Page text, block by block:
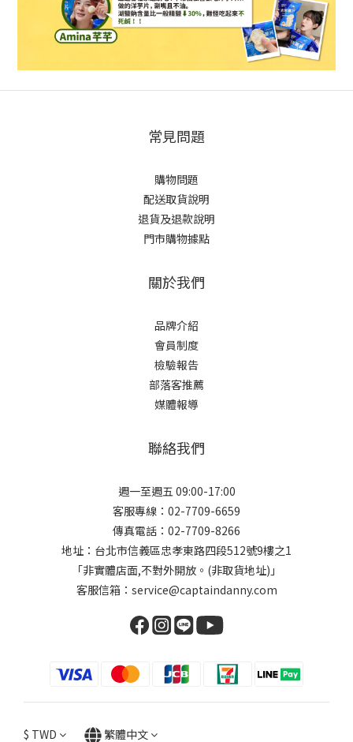
常見問題
購物問題
配送取貨說明
退貨及退款說明
門市購物據點
關於我們
品牌介紹
會員制度
檢驗報告
部落客推薦
媒體報導
聯絡我們
週一至週五 09:00-17:00
客服專線：02-7709-6659
傳真電話：02-7709-8266
地址：台北市信義區忠孝東路四段512號9樓之1
「非實體店面,不對外開放。(非取貨地址)」
客服信箱：service@captaindanny.com
$ TWD 繁體中文